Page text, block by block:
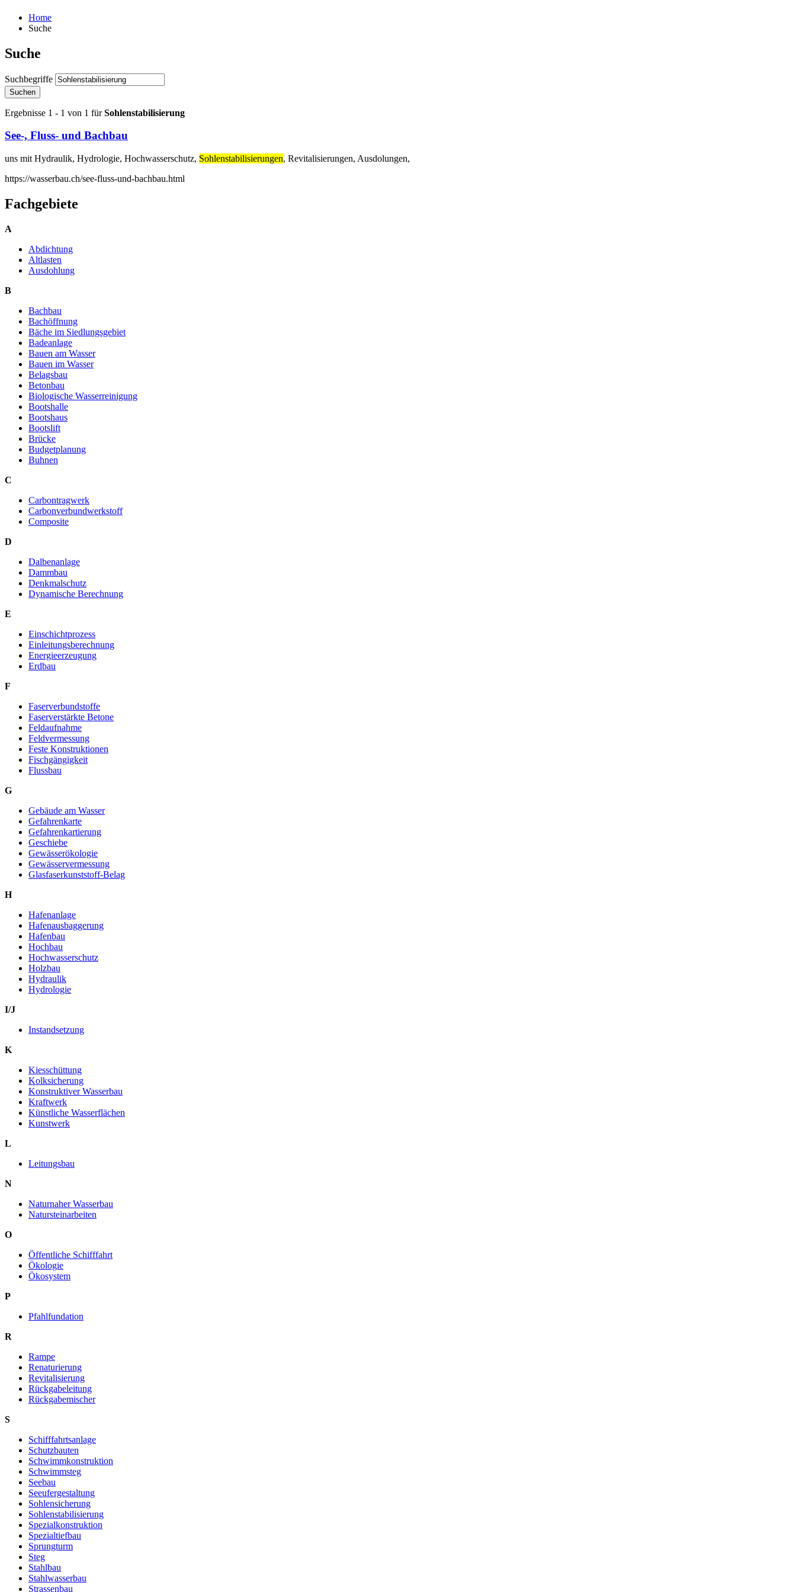
Home
Suche
Suche
Suchbegriffe
Suchen
Ergebnisse 1 - 1 von 1 fürSohlenstabilisierung
See-, Fluss- und Bachbau
uns mit Hydraulik, Hydrologie, Hochwasserschutz, Sohlenstabilisierungen, Revitalisierungen, Ausdolungen,
https://wasserbau.ch/see-fluss-und-bachbau.html
Fachgebiete
A
Abdichtung
Altlasten
Ausdohlung
B
Bachbau
Bachöffnung
Bäche im Siedlungsgebiet
Badeanlage
Bauen am Wasser
Bauen im Wasser
Belagsbau
Betonbau
Biologische Wasserreinigung
Bootshalle
Bootshaus
Bootslift
Brücke
Budgetplanung
Buhnen
C
Carbontragwerk
Carbonverbundwerkstoff
Composite
D
Dalbenanlage
Dammbau
Denkmalschutz
Dynamische Berechnung
E
Einschichtprozess
Einleitungsberechnung
Energieerzeugung
Erdbau
F
Faserverbundstoffe
Faserverstärkte Betone
Feldaufnahme
Feldvermessung
Feste Konstruktionen
Fischgängigkeit
Flussbau
G
Gebäude am Wasser
Gefahrenkarte
Gefahrenkartierung
Geschiebe
Gewässerökologie
Gewässervermessung
Glasfaserkunststoff-Belag
H
Hafenanlage
Hafenausbaggerung
Hafenbau
Hochbau
Hochwasserschutz
Holzbau
Hydraulik
Hydrologie
I/J
Instandsetzung
K
Kiesschüttung
Kolksicherung
Konstruktiver Wasserbau
Kraftwerk
Künstliche Wasserflächen
Kunstwerk
L
Leitungsbau
N
Naturnaher Wasserbau
Natursteinarbeiten
O
Öffentliche Schifffahrt
Ökologie
Ökosystem
P
Pfahlfundation
R
Rampe
Renaturierung
Revitalisierung
Rückgabeleitung
Rückgabemischer
S
Schifffahrtsanlage
Schutzbauten
Schwimmkonstruktion
Schwimmsteg
Seebau
Seeufergestaltung
Sohlensicherung
Sohlenstabilisierung
Spezialkonstruktion
Spezialtiefbau
Sprungturm
Steg
Stahlbau
Stahlwasserbau
Strassenbau